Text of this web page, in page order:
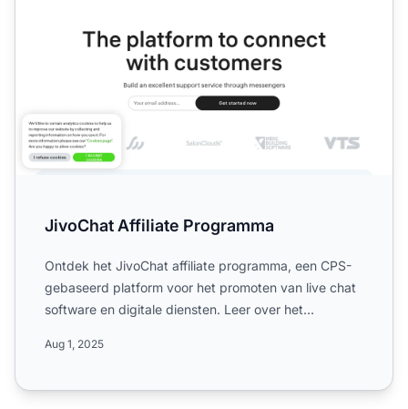
JivoChat Affiliate Programma
Ontdek het JivoChat affiliate programma, een CPS-
gebaseerd platform voor het promoten van live chat
software en digitale diensten. Leer over het
Aug 1, 2025